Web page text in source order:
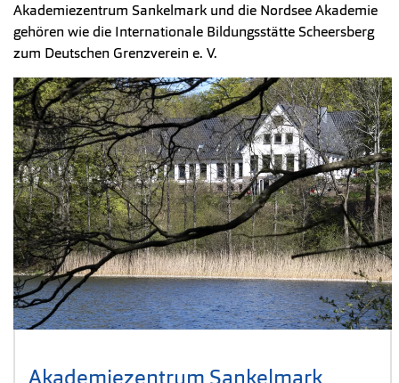
Akademiezentrum Sankelmark und die Nordsee Akademie
gehören wie die Internationale Bildungsstätte Scheersberg
zum Deutschen Grenzverein e. V.
Akademiezentrum Sankelmark(Öffnet